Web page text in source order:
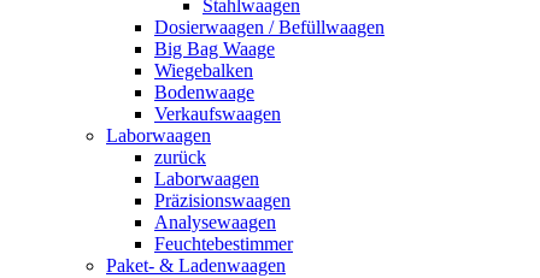
Stahlwaagen
Dosierwaagen / Befüllwaagen
Big Bag Waage
Wiegebalken
Bodenwaage
Verkaufswaagen
Laborwaagen
zurück
Laborwaagen
Präzisionswaagen
Analysewaagen
Feuchtebestimmer
Paket- & Ladenwaagen